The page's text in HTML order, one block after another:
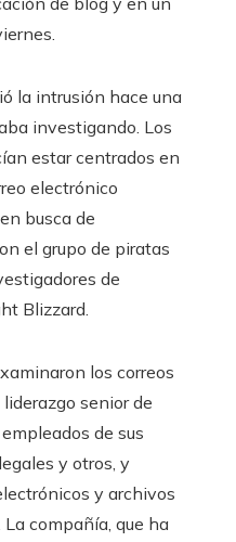
la intrusión hace una
investigando. Los
estar centrados en
electrónico
busca de
el grupo de piratas
de
Blizzard.
los correos
senior de
de sus
y otros, y
y archivos
compañía, que ha